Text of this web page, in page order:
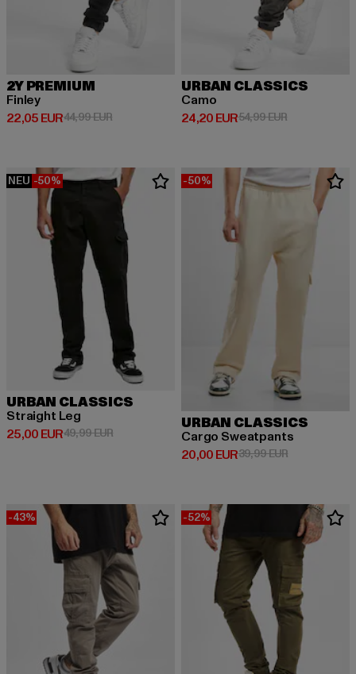
2Y PREMIUM
Finley
22,05 EUR
Derzeitiger Preis: 22,05 EUR
44,99 EURAktionspreis: 44,99 EUR
URBAN CLASSICS
Camo
24,20 EUR
Derzeitiger Preis: 24,20 EUR
54,99 EURAktionspreis:
NEU -50%
URBAN CLASSICS
Straight Leg
25,00 EUR
Derzeitiger Preis: 25,00 EUR
49,99 EURAktionspreis: 49,99 EUR
-50%
URBAN CLASSICS
Cargo Sweatpants
20,00 EUR
Derzeitiger Preis: 20,00 EUR
39,99 EURAktionspreis:
-43% -52%